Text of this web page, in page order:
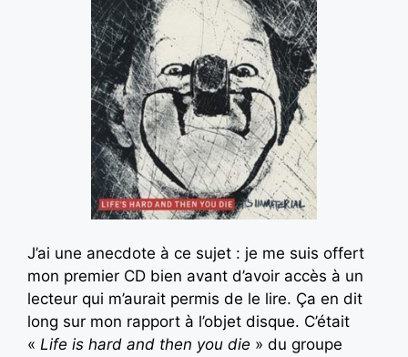
J’ai une anecdote à ce sujet : je me suis offert
mon premier CD bien avant d’avoir accès à un
lecteur qui m’aurait permis de le lire. Ça en dit
long sur mon rapport à l’objet disque. C’était
« Life is hard and then you die » du groupe